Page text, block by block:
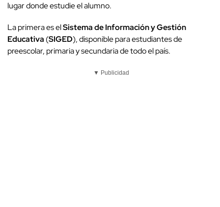
lugar donde estudie el alumno.
La primera es elSistema de Información y Gestión
Educativa (SIGED), disponible para estudiantes de
preescolar, primaria y secundaria de todo el país.
▼ Publicidad